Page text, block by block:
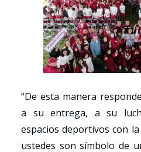
“De esta manera
a su entrega, a su
espacios deportivos con
ustedes son símbolo de